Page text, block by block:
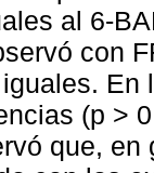
al 6-
con
En
(p >
que, en